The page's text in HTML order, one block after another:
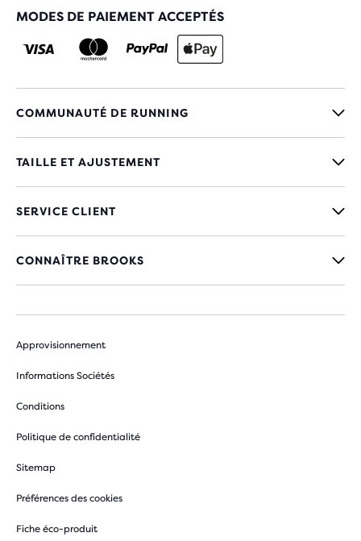
MODES DE PAIEMENT ACCEPTÉS
COMMUNAUTÉ DE RUNNING
TAILLE ET AJUSTEMENT
SERVICE CLIENT
CONNAÎTRE BROOKS
Approvisionnement
Informations Sociétés
Conditions
Politique de confidentialité
Sitemap
Préférences des cookies
Fiche éco-produit